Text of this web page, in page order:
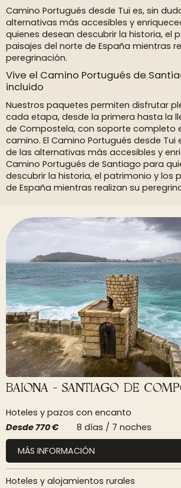
Camino Portugués desde Tui es, sin
alternativas más accesibles y
quienes desean descubrir la historia, el
paisajes del norte de España mientras
peregrinación.
Vive el Camino Portugués de
incluido
Nuestros paquetes permiten disfrutar
cada etapa, desde la primera hasta la
de Compostela, con soporte completo
camino. El Camino Portugués desde Tui
de las alternativas más accesibles y
Camino Portugués de Santiago para
descubrir la historia, el patrimonio y los
de España mientras realizan su
BAIONA - SANTIAGO DE
Hoteles y pazos con encanto
Desde770 €
8 días / 7 noches
MÁS INFORMACIÓN
Hoteles y alojamientos rurales